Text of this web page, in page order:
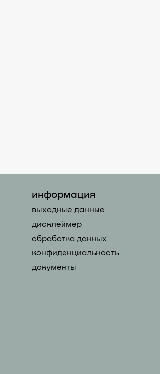
информация
выходные данные
дисклеймер
обработка данных
конфиденциальность
документы